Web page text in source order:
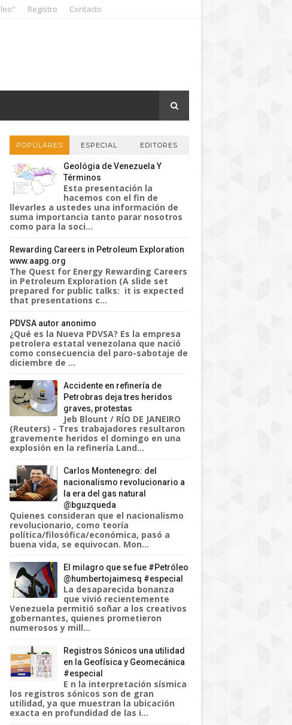
Registro Contacto
POPULARES ESPECIAL EDITORES
Geológia de Venezuela Y
Términos
Esta presentación la
hacemos con el fin de
llevarles a ustedes una información de
suma importancia tanto parar nosotros
como para la soci...
Rewarding Careers in Petroleum Exploration
www.aapg.org
The Quest for Energy Rewarding Careers
in Petroleum Exploration (A slide set
prepared for public talks: it is expected
that presentations c...
PDVSA autor anonimo
¿Qué es la Nueva PDVSA? Es la empresa
petrolera estatal venezolana que nació
como consecuencia del paro-sabotaje de
diciembre de ...
Accidente en refinería de
Petrobras deja tres heridos
graves, protestas
Jeb Blount / RÍO DE JANEIRO
(Reuters) - Tres trabajadores resultaron
gravemente heridos el domingo en una
explosión en la refinería Land...
Carlos Montenegro: del
nacionalismo revolucionario a
la era del gas natural
@bguzqueda
Quienes consideran que el nacionalismo
revolucionario, como teoría
política/filosófica/económica, pasó a
buena vida, se equivocan. Mon...
El milagro que se fue #Petróleo
@humbertojaimesq #especial
La desaparecida bonanza
que vivió recientemente
Venezuela permitió soñar a los creativos
gobernantes, quienes prometieron
numerosos y mill...
Registros Sónicos una utilidad
en la Geofísica y Geomecánica
#especial
E n la interpretación sísmica
los registros sónicos son de gran
utilidad, ya que muestran la ubicación
exacta en profundidad de las i...